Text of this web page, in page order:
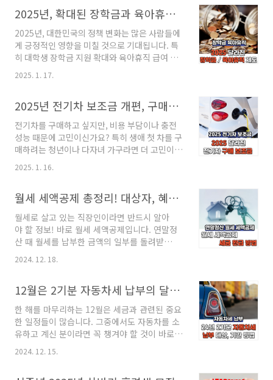
세 한도: 500만 원 빌라..
쉽게 풀어드립니다. 노후 준비를 위해 반드시 알
아야 할 노령연금의 종류, 수급 요건, 신청 방법과
필요한 서류까지, 깔끔하게 정리해 드릴게요! 노
령연금의 종류: 국민연금과 기초연금 노령연금은
크게 국민연금 노령연금과 기초연금으로 나뉩니
다.✔️ 국민연금 노령연금국민연금 노령연금은 가
노령연금: 국민연금에 10년 이상 가입한 후 수급
연령(현재 만 61~65세)에 도달하면 지급됩니
다..
2025년, 확대된 장학금과 육아휴직 혜택
2025년, 대한민국의 정책 변화는 많은 사람들에
게 긍정적인 영향을 미칠 것으로 기대됩니다. 특
히 대학생 장학금 지원 확대와 육아휴직 급여 인
상은 각각 학업과 육아로 고민하는 분들에게 새
로운 희망을 주고 있는데요. 학비 부담을 덜고 더
긴다면 어떨까요? 이번 포스팅에서는 2025년에
달라지는 주요 정책을 살펴보며, 이 변화가 우리
의 삶에 어떤 영향을 줄지 알아보겠습니다. 국가
장학금, 더 많은 대학생을 위한 기회 2025학년도
부터 국가장학금 지원 대상이 대폭 확대됩니다.
기존에는 소득 8구간 이하만 혜택을 받을 수 있었
대상에 포함됩니다.✔️ 대상 확대: 100만 명에서
150만 명으로 지원 인원이 증가했습니다..
2025. 1. 17.
2025년 전기차 보조금 개편, 구매자에게 무엇이 달라질까?
전기차를 구매하고 싶지만, 비용 부담이나 충전
성능 때문에 고민이신가요? 특히 생애 첫 차를 구
매하려는 청년이나 다자녀 가구라면 더 고민이
깊어질 수 있습니다. 이런 걱정을 덜기 위해
2025년부터 전기차 구매보조금 제도가 대대적
전속도 같은 성능을 중시하면서도 청년층과 실수
요자에게 더 많은 지원을 제공하는 것이 핵심입
니다. 변화된 내용을 한눈에 살펴보며, 어떤 혜택
을 누릴 수 있을지 알아보겠습니다. 성능 우수 전
기차에 더 많은 보조금 제공 2025년부터 전기차
성능 기준이 대폭 강화됩니다.✔️ 주행거리 보조
거리 기준이 기존 400km에서 440km로 상향됩
니다.• 경·소형 전기차의 기준도 250km에서
280k..
2025. 1. 16.
월세 세액공제 총정리! 대상자, 혜택, 신청방법까지 한눈에 확인
월세로 살고 있는 직장인이라면 반드시 알아
야 할 정보! 바로 월세 세액공제입니다. 연말정
산 때 월세를 납부한 금액의 일부를 돌려받
을 수 있는 제도인데요. 올해부터는 세액공제 대
상과 혜택이 확대되어 더 많은 근로자들이 혜택
제 대상자와 대상 주택, 혜택, 신청방법까지 꼼
꼼하게 살펴보세요! 월세 세액공제 대상자 & 대
상 주택 먼저 월세 세액공제를 받으려면 공제 대
상자와 대상 주택 기준에 부합해야 합니다.구분
세부 기준공제 대상자- 총 급여 8,000만 원 이하
(종합소득 금액 7,000만 원 이하) 근로자- 무주택
주소지로 전입신고 완료된 경우 (주민등록등본과
2024. 12. 18.
12월은 2기분 자동차세 납부의 달! 납부 대상, 기간, 방법 완벽 정리
한 해를 마무리하는 12월은 세금과 관련된 중요
한 일정들이 많습니다. 그중에서도 자동차를 소
유하고 계신 분이라면 꼭 챙겨야 할 것이 바로 2
기분 자동차세 납부인데요. 12월 자동차세 납
부 대상, 기간, 그리고 편리한 납부 방법까지 쉽
2024. 12. 15.